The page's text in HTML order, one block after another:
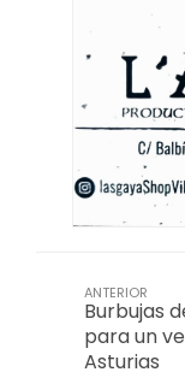
ANTERIOR
Burbujas
para un
Asturias